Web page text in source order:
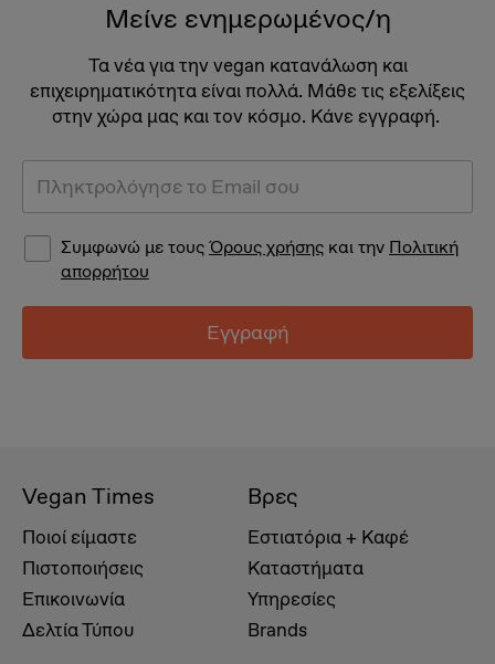
Μείνε ενημερωμένος/η
Τα νέα για την vegan κατανάλωση και
επιχειρηματικότητα είναι πολλά. Μάθε τις εξελίξεις
στην χώρα μας και τον κόσμο. Κάνε εγγραφή.
Συμφωνώ με τουςΌρους χρήσης και την Πολιτική
απορρήτου
Εγγραφή
Vegan Times
Ποιοί είμαστε
Πιστοποιήσεις
Επικοινωνία
Δελτία Τύπου
Βρες
Εστιατόρια + Καφέ
Καταστήματα
Υπηρεσίες
Brands